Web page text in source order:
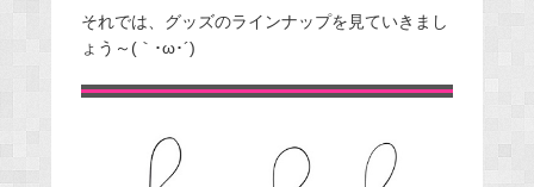
それでは、グッズのラインナップを見ていきまし
ょう～(｀･ω･´)ゞ